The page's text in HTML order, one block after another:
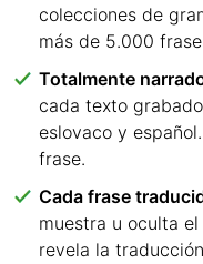
colecciones de
más de 5.000
Totalmente
cada texto
eslovaco y
frase.
Cada frase
muestra u oculta
revela la